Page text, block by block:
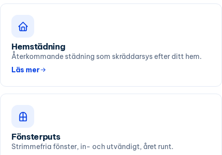
Hemstädning
Återkommande städning som skräddarsys efter ditt hem.
Läs mer
Fönsterputs
Strimmefria fönster, in- och utvändigt, året runt.